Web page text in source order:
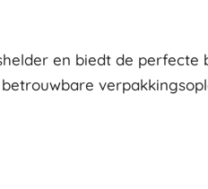
en biedt de